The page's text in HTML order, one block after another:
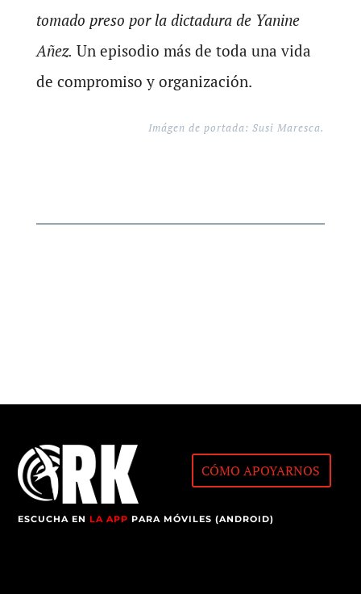
tomado preso por la dictadura de Yanine
Añez. Un episodio más de toda una vida
de compromiso y organización.
Imágen de portada: Susi Maresca.
CÓMO APOYARNOS
ESCUCHA ENLA APP PARA MÓVILES (ANDROID)